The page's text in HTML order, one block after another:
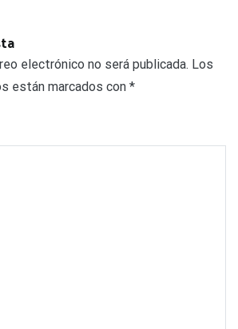
electrónico no será publicada. Los
están marcados con *